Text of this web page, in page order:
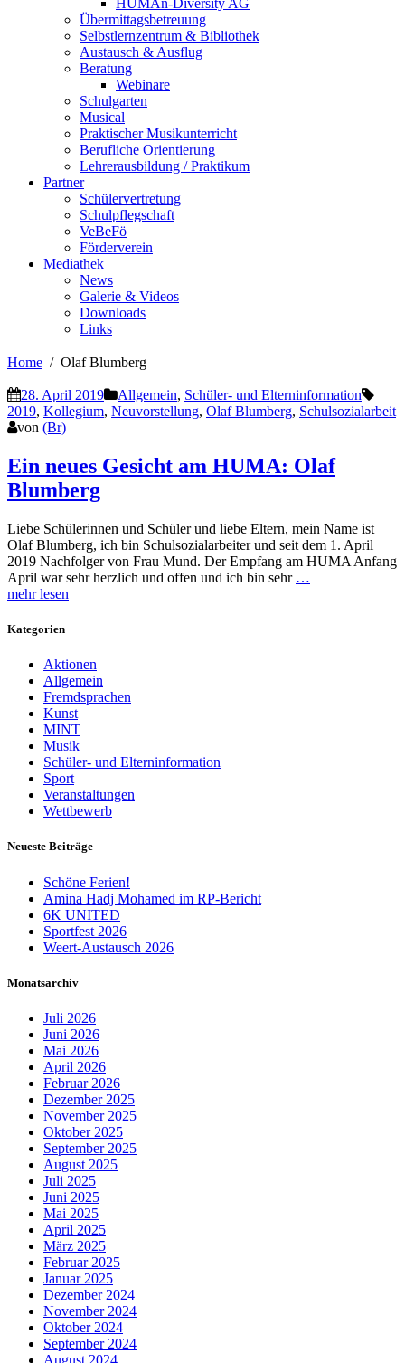
HUMAn-Diversity AG
Übermittagsbetreuung
Selbstlernzentrum & Bibliothek
Austausch & Ausflug
Beratung
Webinare
Schulgarten
Musical
Praktischer Musikunterricht
Berufliche Orientierung
Lehrerausbildung / Praktikum
Partner
Schülervertretung
Schulpflegschaft
VeBeFö
Förderverein
Mediathek
News
Galerie & Videos
Downloads
Links
Home Olaf Blumberg
28. April 2019 Allgemein, Schüler- und Elterninformation
2019, Kollegium, Neuvorstellung, Olaf Blumberg, Schulsozialarbeit
von (Br)
Ein neues Gesicht am HUMA: Olaf
Blumberg
Liebe Schülerinnen und Schüler und liebe Eltern, mein Name ist
Olaf Blumberg, ich bin Schulsozialarbeiter und seit dem 1. April
2019 Nachfolger von Frau Mund. Der Empfang am HUMA Anfang
April war sehr herzlich und offen und ich bin sehr …
mehr lesen
Kategorien
Aktionen
Allgemein
Fremdsprachen
Kunst
MINT
Musik
Schüler- und Elterninformation
Sport
Veranstaltungen
Wettbewerb
Neueste Beiträge
Schöne Ferien!
Amina Hadj Mohamed im RP-Bericht
6K UNITED
Sportfest 2026
Weert-Austausch 2026
Monatsarchiv
Juli 2026
Juni 2026
Mai 2026
April 2026
Februar 2026
Dezember 2025
November 2025
Oktober 2025
September 2025
August 2025
Juli 2025
Juni 2025
Mai 2025
April 2025
März 2025
Februar 2025
Januar 2025
Dezember 2024
November 2024
Oktober 2024
September 2024
August 2024